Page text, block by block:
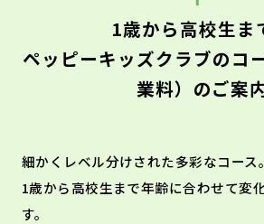
1歳から高校生ま
ペッピーキッズクラブのコ
業料）のご案
細かくレベル分けされた多彩なコース。
1歳から高校生まで年齢に合わせて変
す。